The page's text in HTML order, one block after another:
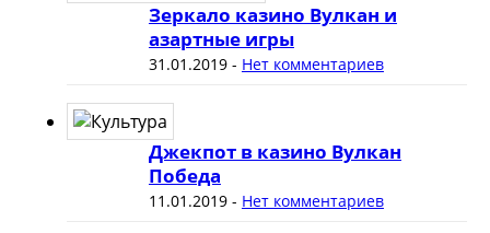
Зеркало казино Вулкан и
азартные игры
31.01.2019- Нет комментариев
Джекпот в казино Вулкан
Победа
11.01.2019- Нет комментариев